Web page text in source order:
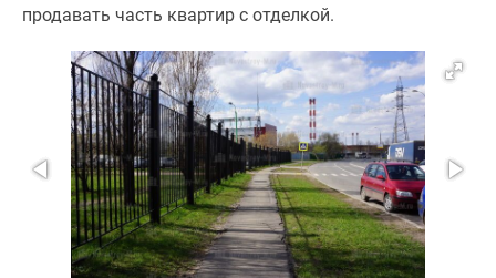
продавать часть квартир с отделкой.